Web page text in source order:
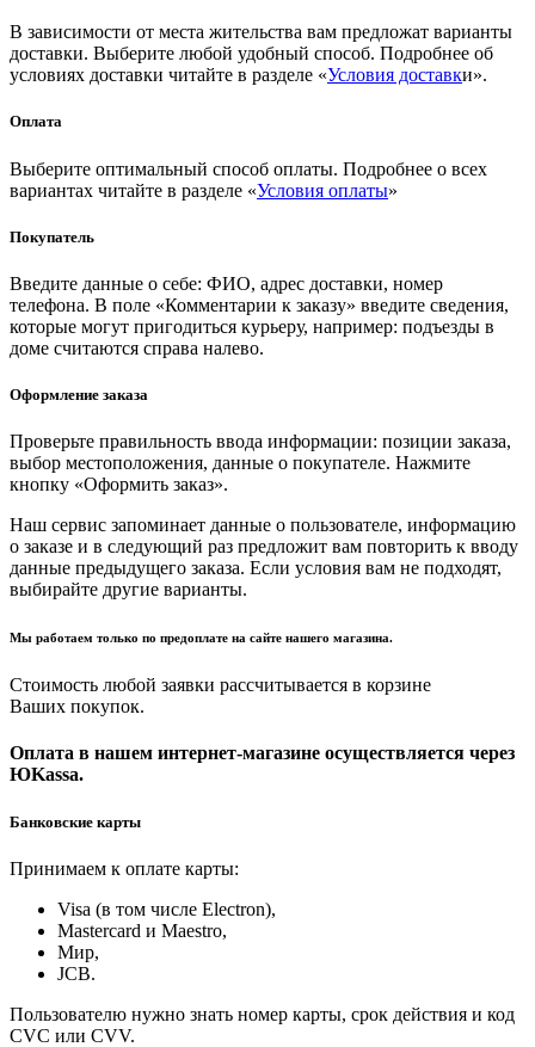
В зависимости от места жительства вам предложат варианты
доставки. Выберите любой удобный способ. Подробнее об
условиях доставки читайте в разделе «Условия доставки».
Оплата
Выберите оптимальный способ оплаты. Подробнее о всех
вариантах читайте в разделе «Условия оплаты»
Покупатель
Введите данные о себе: ФИО, адрес доставки, номер
телефона. В поле «Комментарии к заказу» введите сведения,
которые могут пригодиться курьеру, например: подъезды в
доме считаются справа налево.
Оформление заказа
Проверьте правильность ввода информации: позиции заказа,
выбор местоположения, данные о покупателе. Нажмите
кнопку «Оформить заказ».
Наш сервис запоминает данные о пользователе, информацию
о заказе и в следующий раз предложит вам повторить к вводу
данные предыдущего заказа. Если условия вам не подходят,
выбирайте другие варианты.
Мы работаем только по предоплате на сайте нашего магазина.
Стоимость любой заявки рассчитывается в корзине
Ваших покупок.
Оплата в нашем интернет-магазине осуществляется через
ЮKassa.
Банковские карты
Принимаем к оплате карты:
Visa (в том числе Electron),
Masterсard и Maestro,
Мир,
JCB.
Пользователю нужно знать номер карты, срок действия и код
CVC или CVV.